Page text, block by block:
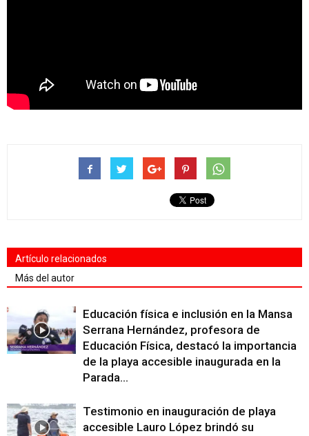
Artículo relacionados
Más del autor
Educación física e inclusión en la Mansa
Serrana Hernández, profesora de
Educación Física, destacó la importancia
de la playa accesible inaugurada en la
Parada...
Testimonio en inauguración de playa
accesible Lauro López brindó su